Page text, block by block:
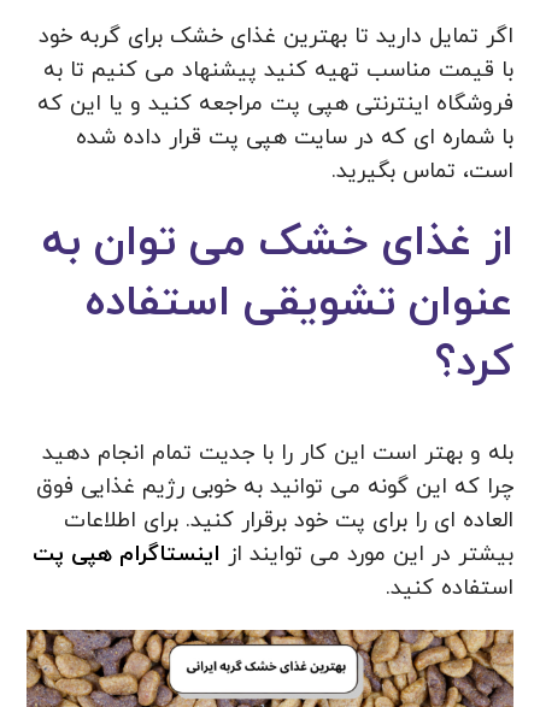
اگر تمایل دارید تا بهترین غذای خشک برای گربه خود
با قیمت مناسب تهیه کنید پیشنهاد می کنیم تا به
فروشگاه اینترنتی هپی پت مراجعه کنید و یا این که
با شماره ای که در سایت هپی پت قرار داده شده
است، تماس بگیرید.
از غذای خشک می توان به
عنوان تشویقی استفاده
کرد؟
بله و بهتر است این کار را با جدیت تمام انجام دهید
چرا که این گونه می توانید به خوبی رژیم غذایی فوق
العاده ای را برای پت خود برقرار کنید. برای اطلاعات
بیشتر در این مورد می توایند از اینستاگرام هپی پت
استفاده کنید.